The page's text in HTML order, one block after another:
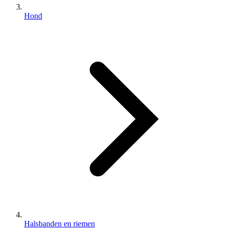
Hond
Halsbanden en riemen